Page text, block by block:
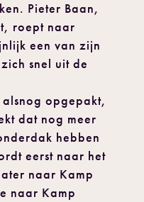
Pieter Baan,
roept naar
een van zijn
snel uit de
opgepakt,
dat nog meer
hebben
eerst naar het
naar Kamp
naar Kamp